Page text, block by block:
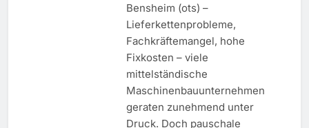
Bensheim (ots) –
Lieferkettenprobleme,
Fachkräftemangel, hohe
Fixkosten – viele
mittelständische
Maschinenbauunternehmen
geraten zunehmend unter
Druck. Doch pauschale